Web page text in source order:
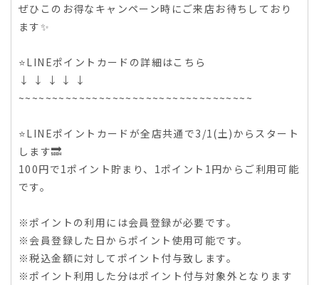
ぜひこのお得なキャンペーン時にご来店お待ちしており
ます✨
⭐️LINEポイントカードの詳細はこちら
↓ ↓ ↓ ↓ ↓
~~~~~~~~~~~~~~~~~~~~~~~~~~~~~~~~~~~
⭐️LINEポイントカードが全店共通で3/1(土)からスタート
します🔜
100円で1ポイント貯まり、1ポイント1円からご利用可能
です。
※ポイントの利用には会員登録が必要です。
※会員登録した日からポイント使用可能です。
※税込金額に対してポイント付与致します。
※ポイント利用した分はポイント付与対象外となります